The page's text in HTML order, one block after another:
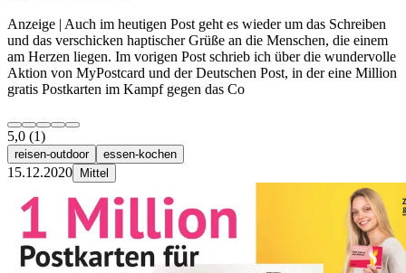
Anzeige | Auch im heutigen Post geht es wieder um das Schreiben
und das verschicken haptischer Grüße an die Menschen, die einem
am Herzen liegen. Im vorigen Post schrieb ich über die wundervolle
Aktion von MyPostcard und der Deutschen Post, in der eine Million
gratis Postkarten im Kampf gegen das Co
5,0 (1)
reisen-outdoor essen-kochen
15.12.2020 Mittel